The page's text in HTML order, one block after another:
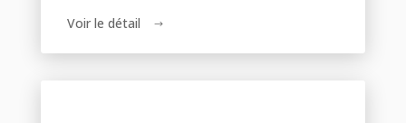
Voir le détail $